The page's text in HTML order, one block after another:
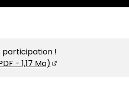
participation !
- 1,17 Mo)